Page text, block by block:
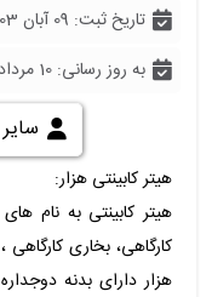
تاریخ ثبت: 09 آبان 1403 ساعت 17:00:59
به روز رسانی: 10 مرداد 1405 ساعت 23:21:12
هیتر کابینتی هزار:
هیتر کابینتی به نام
کارگاهی، بخاری
هزار دارای بدنه